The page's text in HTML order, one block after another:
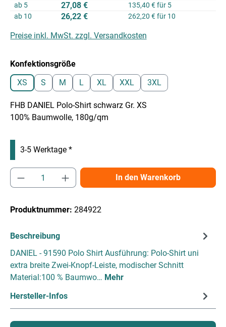
ab 5 27,08 €
135,40 € für 5
ab 10 26,22 € 262,20 € für 10
Preise inkl. MwSt. zzgl. Versandkosten
Konfektionsgrößeauswählen
XS
S M L XL XXL 3XL
FHB DANIEL Polo-Shirt schwarz Gr. XS
100% Baumwolle, 180g/qm
3-5 Werktage *
Produkt Anzahl: Gib den gewünschten
In den Warenkorb
Produktnummer: 284922
Beschreibung
DANIEL - 91590 Polo Shirt Ausführung: Polo-Shirt uni
extra breite Zwei-Knopf-Leiste, modischer Schnitt
Material:100 % Baumwo… Mehr
Hersteller-Infos